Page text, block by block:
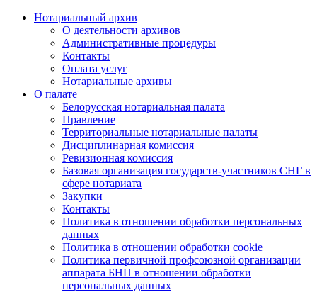
Нотариальный архив
О деятельности архивов
Административные процедуры
Контакты
Оплата услуг
Нотариальные архивы
О палате
Белорусская нотариальная палата
Правление
Территориальные нотариальные палаты
Дисциплинарная комиссия
Ревизионная комиссия
Базовая организация государств-участников СНГ в
сфере нотариата
Закупки
Контакты
Политика в отношении обработки персональных
данных
Политика в отношении обработки cookie
Политика первичной профсоюзной организации
аппарата БНП в отношении обработки
персональных данных